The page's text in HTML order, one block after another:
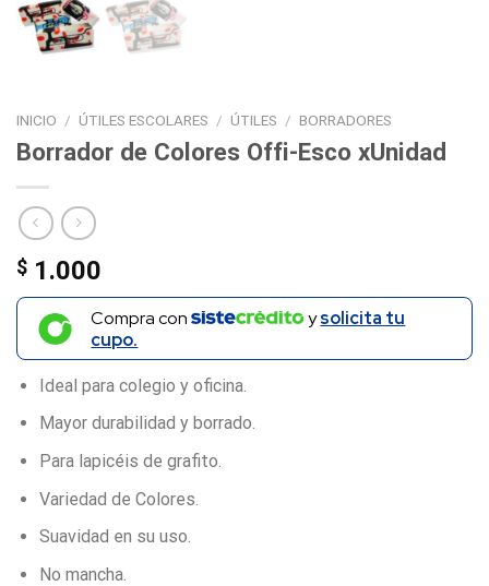
INICIO / ÚTILES ESCOLARES / ÚTILES / BORRADORES
Borrador de Colores Offi-Esco xUnidad
$ 1.000
Compra con ysolicita tu
cupo.
Ideal para colegio y oficina.
Mayor durabilidad y borrado.
Para lapicéis de grafito.
Variedad de Colores.
Suavidad en su uso.
No mancha.